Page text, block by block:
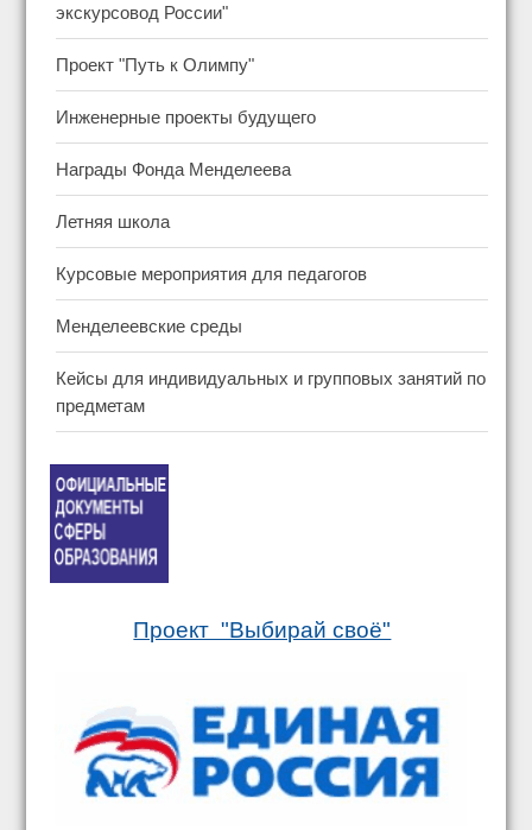
экскурсовод России"
Проект "Путь к Олимпу"
Инженерные проекты будущего
Награды Фонда Менделеева
Летняя школа
Курсовые мероприятия для педагогов
Менделеевские среды
Кейсы для индивидуальных и групповых занятий по
предметам
Проект "Выбирай своё"